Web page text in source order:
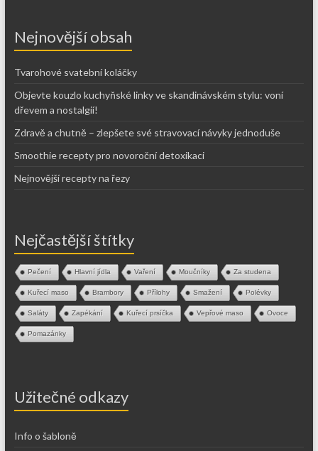
Nejnovější obsah
Tvarohové svatební koláčky
Objevte kouzlo kuchyňské linky ve skandinávském stylu: voní
dřevem a nostalgií!
Zdravě a chutně – zlepšete své stravovací návyky jednoduše
Smoothie recepty pro novoroční detoxikaci
Nejnovější recepty na řezy
Nejčastější štítky
Pečení Hlavní jídla Vaření Moučníky Za studena
Kuřecí maso Brambory Přílohy Smažení Polévky
Saláty Zapékání Kuřecí prsíčka Vepřové maso Ovoce
Pomazánky
Užitečné odkazy
Info o šabloně